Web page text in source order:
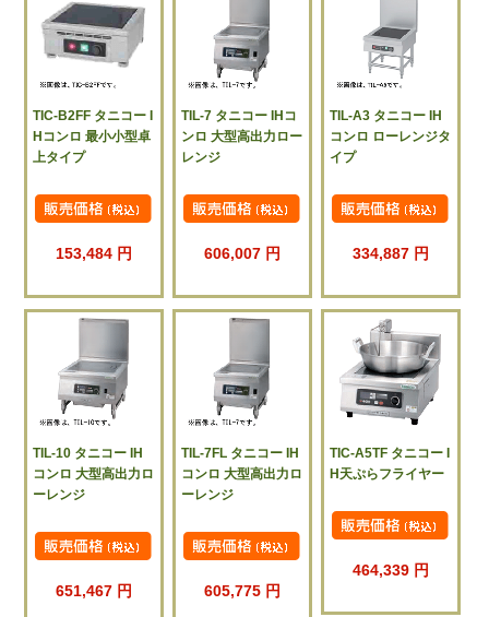
TIC-B2FF タニコー I
Hコンロ 最小小型卓
上タイプ
153,484 円
TIL-7 タニコー IHコ
ンロ 大型高出力ロー
レンジ
606,007 円
TIL-A3 タニコー IH
コンロ ローレンジタ
イプ
334,887 円
TIL-10 タニコー IH
コンロ 大型高出力ロ
ーレンジ
651,467 円
TIL-7FL タニコー IH
コンロ 大型高出力ロ
ーレンジ
605,775 円
TIC-A5TF タニコー I
H天ぷらフライヤー
464,339 円